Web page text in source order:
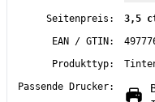
Seitenpreis:
3,5
EAN / GTIN:
Produkttyp:
Passende Drucker: